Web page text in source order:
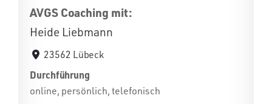
AVGS Coaching mit:
Heide Liebmann
23562 Lübeck
Durchführung
online, persönlich, telefonisch